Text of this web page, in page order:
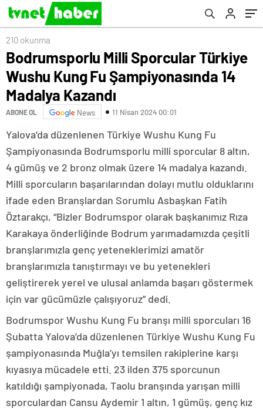
210 okunma
Bodrumsporlu Milli Sporcular Türkiye
Wushu Kung Fu Şampiyonasında 14
Madalya Kazandı
ABONE OL News 11 Nisan 2024 00:01
Yalova’da düzenlenen Türkiye Wushu Kung Fu
Şampiyonasında Bodrumsporlu milli sporcular 8 altın,
4 gümüş ve 2 bronz olmak üzere 14 madalya kazandı.
Milli sporcuların başarılarından dolayı mutlu olduklarını
ifade eden Branşlardan Sorumlu Asbaşkan Fatih
Öztarakçı, “Bizler Bodrumspor olarak başkanımız Rıza
Karakaya önderliğinde Bodrum yarımadamızda çeşitli
branşlarımızla genç yeteneklerimizi amatör
branşlarımızla tanıştırmayı ve bu yetenekleri
geliştirerek yerel ve ulusal anlamda başarı göstermek
için var gücümüzle çalışıyoruz” dedi.
Bodrumspor Wushu Kung Fu branşı milli sporcuları 16
Şubatta Yalova’da düzenlenen Türkiye Wushu Kung Fu
şampiyonasında Muğla’yı temsilen rakiplerine karşı
kıyasıya mücadele etti. 23 ilden 375 sporcunun
katıldığı şampiyonada, Taolu branşında yarışan milli
sporculardan Cansu Aydemir 1 altın, 1 gümüş, genç kız